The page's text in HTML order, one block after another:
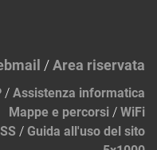
/Area riservata
/ Assistenza informatica
Mappe e percorsi / WiFi
/ Guida all'uso del sito